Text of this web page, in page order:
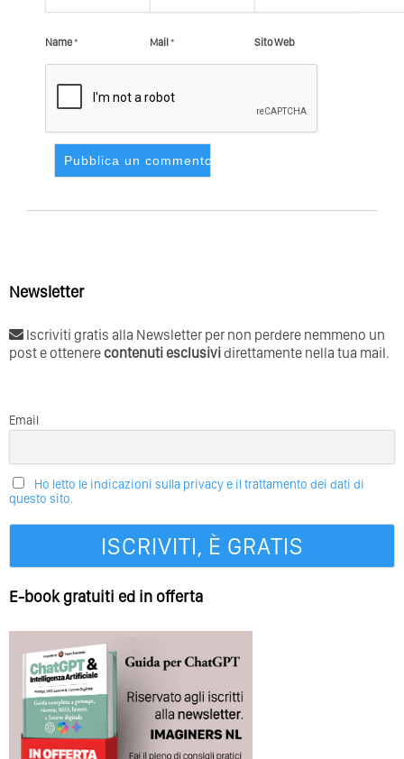
Name* Mail* Sito Web
Newsletter
Iscriviti gratis alla Newsletter per non perdere nemmeno un
post e ottenerecontenuti esclusividirettamente nella tua mail.
Email
Ho letto le indicazioni sulla privacy e il trattamento dei dati di
questo sito.
E-book gratuiti ed in offerta